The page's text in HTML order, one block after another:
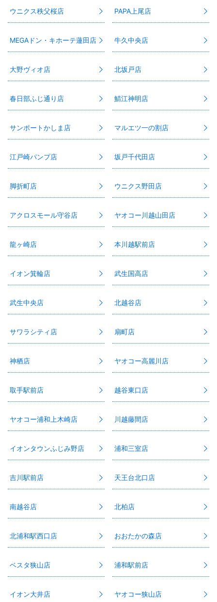
ウニクス秩父桜店 PAPA上尾店
MEGAドン・キホーテ蓮田店 牛久中央店
大野ヴィオ店 北坂戸店
春日部ふじ通り店 鯖江神明店
サンポートかしま店 マルエツ一の割店
江戸崎パンプ店 坂戸千代田店
脚折町店 ウニクス野田店
アクロスモール守谷店 ヤオコー川越山田店
龍ヶ崎店 本川越駅前店
イオン箕輪店 武生国高店
武生中央店 北越谷店
サワラシティ店 扇町店
神栖店 ヤオコー高麗川店
取手駅前店 越谷東口店
ヤオコー浦和上木崎店 川越藤間店
イオンタウンふじみ野店 浦和三室店
吉川駅前店 天王台北口店
南越谷店 北柏店
北浦和駅西口店 おおたかの森店
ベスタ狭山店 浦和駅前店
イオン大井店 ヤオコー狭山店